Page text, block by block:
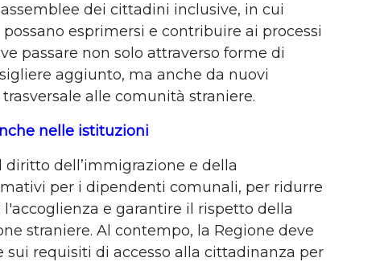
dei cittadini inclusive, in cui
esprimersi e contribuire ai processi
passare non solo attraverso forme di
aggiunto, ma anche da nuovi
alle comunità straniere.
nelle istituzioni
dell’immigrazione e della
per i dipendenti comunali, per ridurre
e garantire il rispetto della
straniere. Al contempo, la Regione deve
sui requisiti di accesso alla cittadinanza per